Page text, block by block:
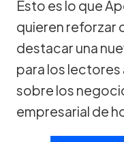
Esto es lo que
quieren reforzar
destacar una
para los lectores
sobre los
empresarial de